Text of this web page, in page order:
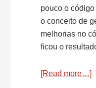
pouco o
o conceito de
melhorias no
ficou o
[Read more…]